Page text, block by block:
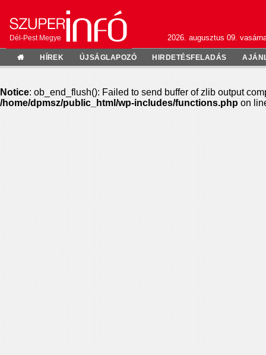
Dél-Pest Megye 2026. augusztus 09.
HÍREK ÚJSÁGLAPOZÓ HIRDETÉSFELADÁS
Notice: ob_end_flush(): Failed to send buffer of zlib output
/home/dpmsz/public_html/wp-includes/functions.php on